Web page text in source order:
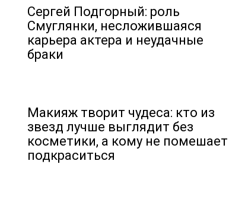
Сергей Подгорный: роль
Смуглянки, несложившаяся
карьера актера и неудачные
браки
Макияж творит чудеса: кто из
звезд лучше выглядит без
косметики, а кому не помешает
подкраситься